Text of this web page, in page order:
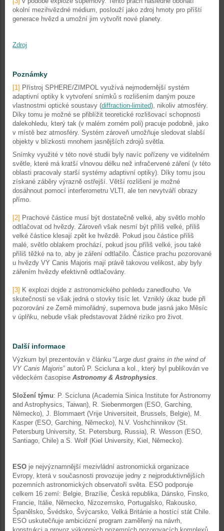
okolní mezihvězdné médium, poslouží jako zdroj hmoty pro příští
generace hvězd a umožní jim vytvořit nové planety.
Zdroj
Poznámky
[1] Přístroj SPHERE/ZIMPOL využívá nejmodernější systém
adaptivní optiky k vytvoření snímků s rozlišením daným pouze
vlastnostmi optické soustavy (diffraction-limited), nikoliv atmosféry.
Díky tomu je možné se přiblížit teoretické rozlišovací schopnosti
dalekohledu, který tak (v malém zorném poli) pracuje podobně, jako
v místě bez atmosféry. Systém zároveň umožňuje sledovat slabší
objekty v blízkosti mnohem jasnějších zdrojů světla.
Snímky využité v této nové studii byly navíc pořízeny ve viditelném
světle, které má kratší vlnovou délku než infračervené záření (v této
oblasti pracovaly starší systémy adaptivní optiky). Díky tomu jsou
získané záběry výrazně ostřejší. Větší rozlišení je možné
dosáhnout pomocí interferometru VLTI, ale ten nevytváří obrazy
přímo.
[2] Prachové částice musí být dostatečně velké, aby světlo mohlo
odtlačovat od hvězdy. Zároveň však nesmí být příliš velké, příliš
velké částice klesají zpět ke hvězdě. Pokud jsou částice příliš
malé, světlo oblakem prochází, pokud jsou příliš velké, jsou také
příliš těžké na to, aby je záření odtlačilo. Částice prachu pozorované
u hvězdy VY Canis Majoris mají právě takovou velikost, aby byly
zářením hvězdy efektivně odtlačovány.
[3] K explozi dojde z astronomického pohledu zanedlouho. Ve
skutečnosti se však jedná o stovky tisíc let. Vzniklý úkaz bude při
pozorování ze Země mimořádný, supernova bude jasná jako Měsíc
v úplňku, nebude však představovat žádné riziko pro život.
Další informace
Výzkum byl prezentován v článku “Large dust grains in the wind of
VY Canis Majoris” autorů P. Scicluna a kol., který byl publikován ve
vědeckém časopise Astronomy & Astrophysics.
Složení týmu: P. Scicluna (Academia Sinica Institute for Astronomy
and Astrophysics, Taiwan), R. Siebenmorgen (ESO, Garching,
Německo), J. Blommaert (Vrije Universiteit, Brussels, Belgie), M.
Kasper (ESO, Garching, Německo), N.V. Voshchinnikov (St.
Petersburg University, St. Petersburg, Russia), R. Wesson (ESO,
Santiago, Chile) a S. Wolf (Kiel University, Kiel, Německo).
ESO je nejvýznamnější mezivládní astronomická organizace
Evropy, která v současnosti provozuje jedny z nejproduktivnějších
pozemních astronomických observatoří světa. ESO podporuje
celkem 16 zemí: Belgie, Brazílie, Česká republika, Dánsko, Finsko,
Francie, Itálie, Německo, Nizozemsko, Portugalsko, Rakousko,
Španělsko, Švédsko, Švýcarsko, Velká Británie a hostící stát Chile.
ESO uskutečňuje ambiciózní program zaměřený na návrh,